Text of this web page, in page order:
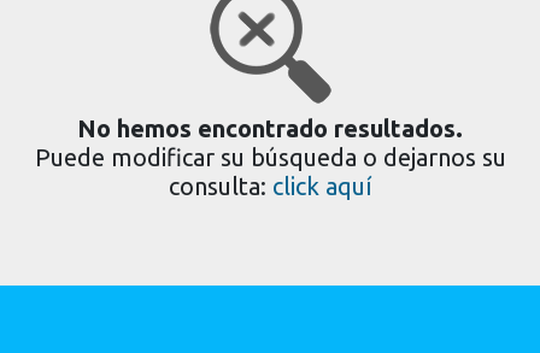
No hemos encontrado resultados.
Puede modificar su búsqueda o dejarnos su
consulta: click aquí